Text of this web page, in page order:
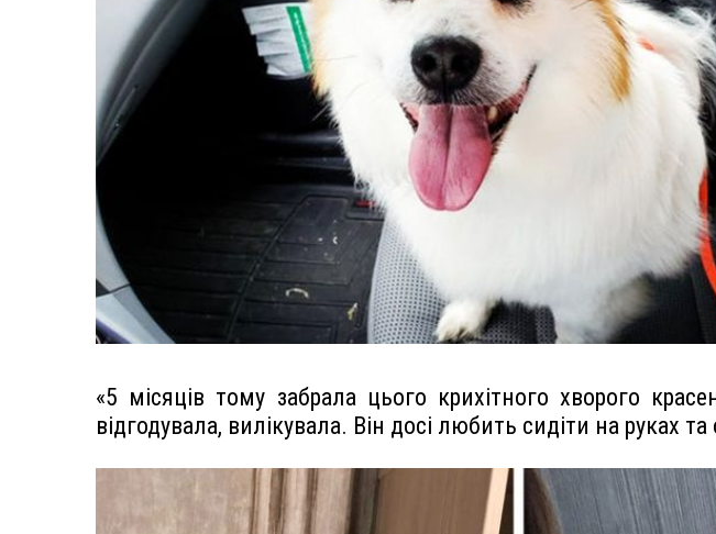
«5 місяців тому забрала цього крихітного хворого
відгодувала, вилікувала. Він досі любить сидіти на руках